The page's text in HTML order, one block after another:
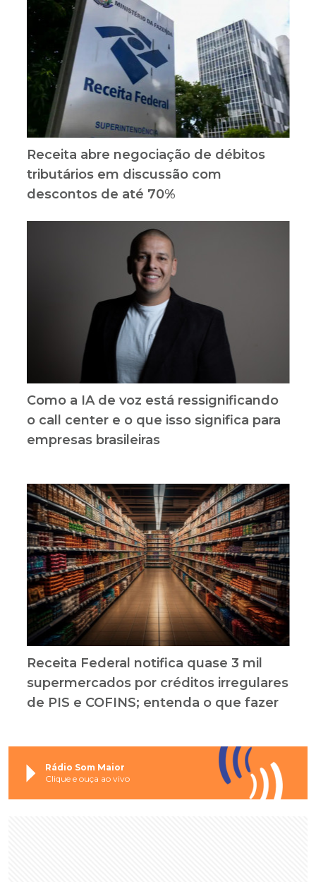
Receita abre negociação de débitos
tributários em discussão com
descontos de até 70%
Como a IA de voz está ressignificando
o call center e o que isso significa para
empresas brasileiras
Receita Federal notifica quase 3 mil
supermercados por créditos irregulares
de PIS e COFINS; entenda o que fazer
Rádio Som Maior
Clique e ouça ao vivo